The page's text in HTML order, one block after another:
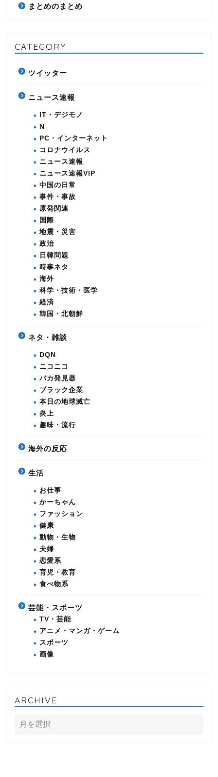
まとめのまとめ
CATEGORY
ツイッター
ニュース速報
IT・デジモノ
N
PC・インターネット
コロナウイルス
ニュース速報
ニュース速報VIP
中国の日常
事件・事故
原発関連
国際
地震・災害
政治
日韓問題
時事ネタ
海外
科学・技術・医学
経済
韓国・北朝鮮
ネタ・雑談
DQN
ニコニコ
バカ発見器
ブラック企業
本日の地球滅亡
炎上
趣味・流行
海外の反応
生活
お仕事
かーちゃん
ファッション
健康
動物・生物
夫婦
恋愛系
育児・教育
食べ物系
芸能・スポーツ
TV・芸能
アニメ・マンガ・ゲーム
スポーツ
画像
ARCHIVE